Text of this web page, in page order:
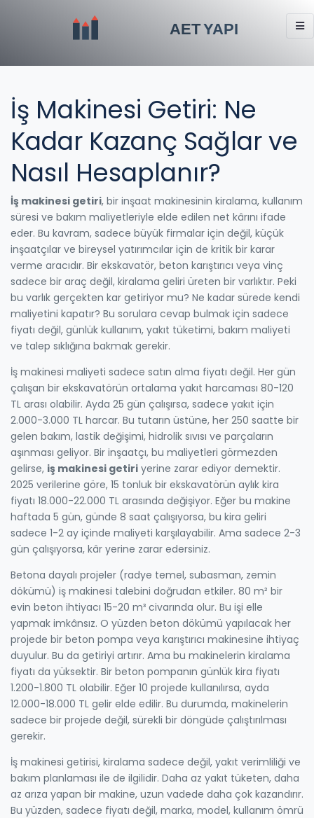
İş Makinesi Getiri: Ne
Kadar Kazanç Sağlar ve
Nasıl Hesaplanır?
İş makinesi getiri, bir inşaat makinesinin kiralama, kullanım
süresi ve bakım maliyetleriyle elde edilen net kârını ifade
eder. Bu kavram, sadece büyük firmalar için değil, küçük
inşaatçılar ve bireysel yatırımcılar için de kritik bir karar
verme aracıdır. Bir ekskavatör, beton karıştırıcı veya vinç
sadece bir araç değil, kiralama geliri üreten bir varlıktır. Peki
bu varlık gerçekten kar getiriyor mu? Ne kadar sürede kendi
maliyetini kapatır? Bu sorulara cevap bulmak için sadece
fiyatı değil, günlük kullanım, yakıt tüketimi, bakım maliyeti
ve talep sıklığına bakmak gerekir.
İş makinesi maliyeti sadece satın alma fiyatı değil. Her gün
çalışan bir ekskavatörün ortalama yakıt harcaması 80-120
TL arası olabilir. Ayda 25 gün çalışırsa, sadece yakıt için
2.000-3.000 TL harcar. Bu tutarın üstüne, her 250 saatte bir
gelen bakım, lastik değişimi, hidrolik sıvısı ve parçaların
aşınması geliyor. Bir inşaatçı, bu maliyetleri görmezden
gelirse, iş makinesi getiri yerine zarar ediyor demektir.
2025 verilerine göre, 15 tonluk bir ekskavatörün aylık kira
fiyatı 18.000-22.000 TL arasında değişiyor. Eğer bu makine
haftada 5 gün, günde 8 saat çalışıyorsa, bu kira geliri
sadece 1-2 ay içinde maliyeti karşılayabilir. Ama sadece 2-3
gün çalışıyorsa, kâr yerine zarar edersiniz.
Betona dayalı projeler (radye temel, subasman, zemin
dökümü) iş makinesi talebini doğrudan etkiler. 80 m² bir
evin beton ihtiyacı 15-20 m³ civarında olur. Bu işi elle
yapmak imkânsız. O yüzden beton dökümü yapılacak her
projede bir beton pompa veya karıştırıcı makinesine ihtiyaç
duyulur. Bu da getiriyi artırır. Ama bu makinelerin kiralama
fiyatı da yüksektir. Bir beton pompanın günlük kira fiyatı
1.200-1.800 TL olabilir. Eğer 10 projede kullanılırsa, ayda
12.000-18.000 TL gelir elde edilir. Bu durumda, makinelerin
sadece bir projede değil, sürekli bir döngüde çalıştırılması
gerekir.
İş makinesi getirisi, kiralama sadece değil, yakıt verimliliği ve
bakım planlaması ile de ilgilidir. Daha az yakıt tüketen, daha
az arıza yapan bir makine, uzun vadede daha çok kazandırır.
Bu yüzden, sadece fiyatı değil, marka, model, kullanım ömrü